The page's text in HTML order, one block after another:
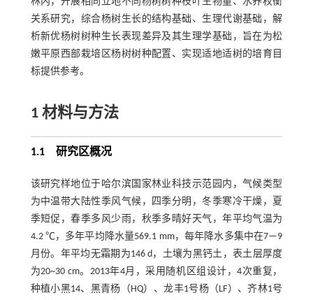
关系研究，综合杨树生长的结构基础、生理代谢基础，解
析新优杨树树种生长表现差异及其生理学基础，旨在为松
嫩平原西部栽培区杨树树种配置、实现适地适树的培育目
标提供参考。
1材料与方法
1.1研究区概况
该研究样地位于哈尔滨国家林业科技示范园内，气候类型
为中温带大陆性季风气候，四季分明，冬季寒冷干燥，夏
季短促，春季多风少雨，秋季多晴好天气，年平均气温为
4.2 ℃，多年平均降水量569.1 mm，每年降水多集中在7—9
月份。年平均无霜期为146 d，土壤为黑钙土，表土层厚度
为20~30 cm。2013年4月，采用随机区组设计，4次重复，
种植小黑14、黑青杨（HQ）、龙丰1号杨（LF）、齐林1号